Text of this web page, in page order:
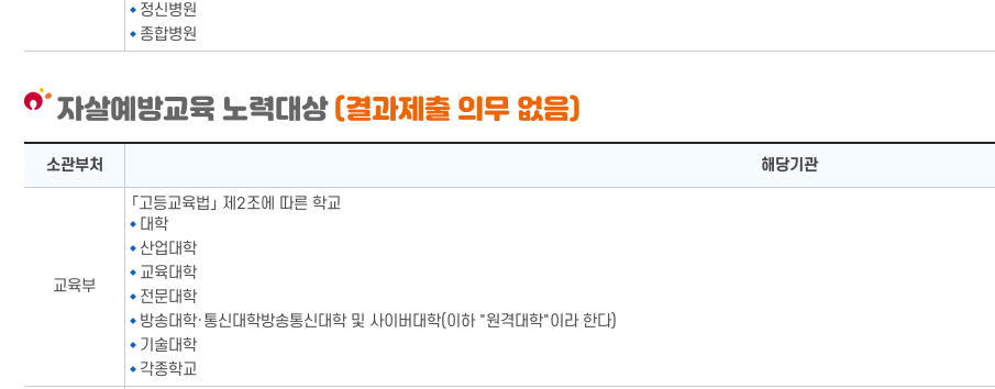
정신병원
종합병원
자살예방교육 노력대상(결과제출 의무 없음)
자살예방교육 노력대상표-소관부처,해당기관으로 구성됨
소관부처 해당기관
교육부
「고등교육법」 제2조에 따른 학교
대학
산업대학
교육대학
전문대학
방송대학·통신대학방송통신대학 및 사이버대학(이하 "원격대학"이라 한다)
기술대학
각종학교